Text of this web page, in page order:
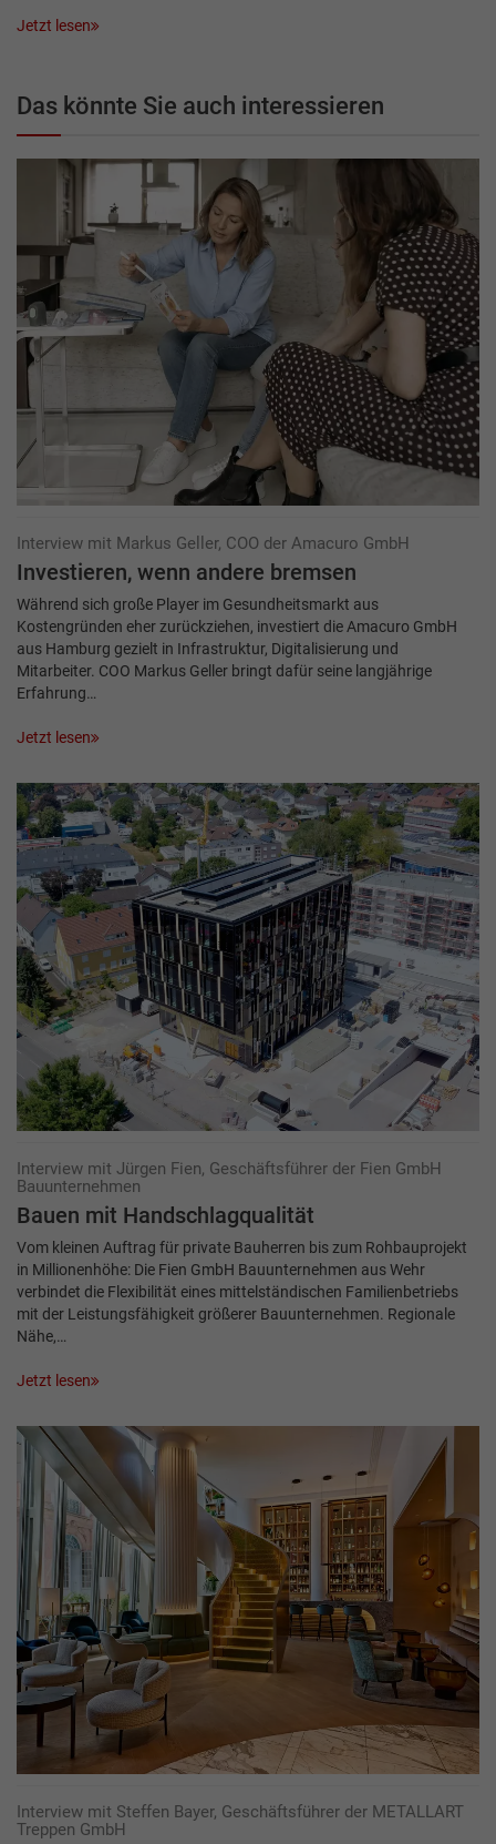
Jetzt lesen
Das könnte Sie auch interessieren
Interview mit Markus Geller, COO der Amacuro GmbH
Investieren, wenn andere bremsen
Während sich große Player im Gesundheitsmarkt aus
Kostengründen eher zurückziehen, investiert die Amacuro GmbH
aus Hamburg gezielt in Infrastruktur, Digitalisierung und
Mitarbeiter. COO Markus Geller bringt dafür seine langjährige
Erfahrung…
Jetzt lesen
Interview mit Jürgen Fien, Geschäftsführer der Fien GmbH
Bauunternehmen
Bauen mit Handschlagqualität
Vom kleinen Auftrag für private Bauherren bis zum Rohbauprojekt
in Millionenhöhe: Die Fien GmbH Bauunternehmen aus Wehr
verbindet die Flexibilität eines mittelständischen Familienbetriebs
mit der Leistungsfähigkeit größerer Bauunternehmen. Regionale
Nähe,…
Jetzt lesen
Interview mit Steffen Bayer, Geschäftsführer der METALLART
Treppen GmbH